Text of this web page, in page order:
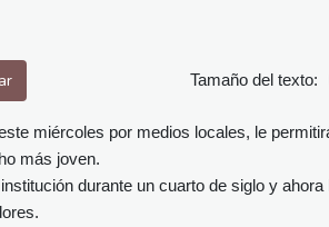
Tamaño del texto:
miércoles por medios locales, le
más joven.
durante un cuarto de siglo y